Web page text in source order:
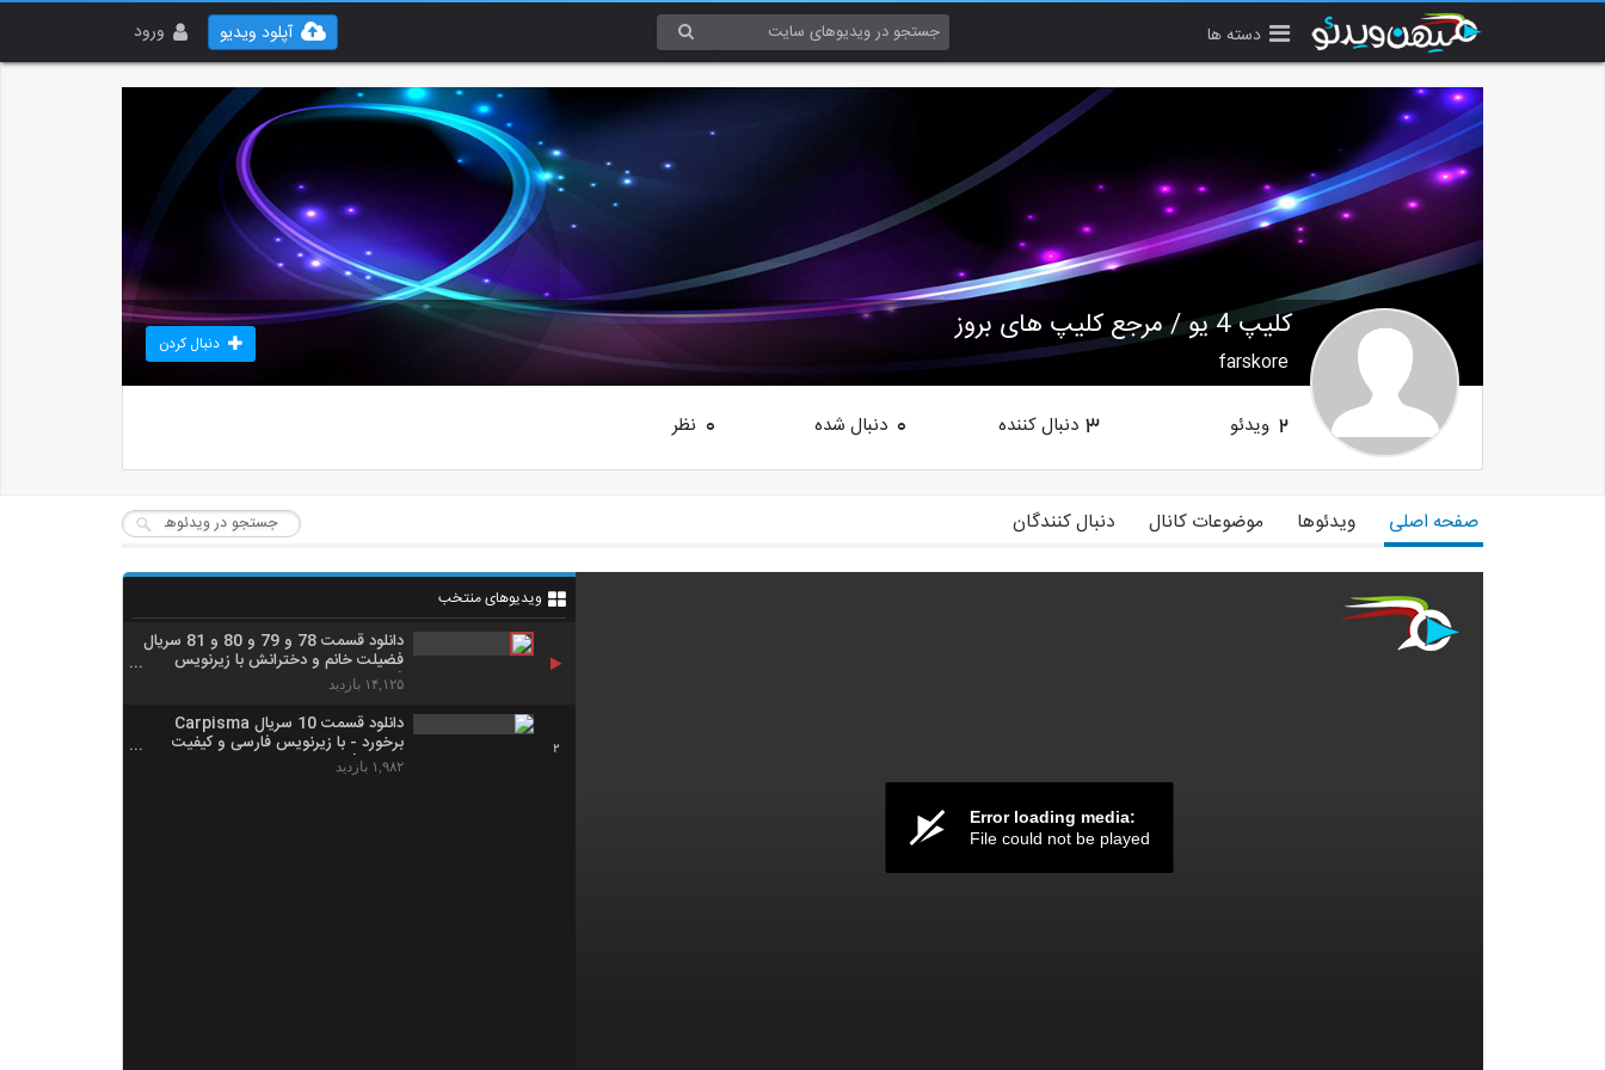
دسته ها ورود آپلود ویدیو
کلیپ 4 یو / مرجع کلیپ های بروز
farskore
دنبال کردن
2 ویدئو 3 دنبال کننده 0 دنبال شده 0 نظر
صفحه اصلی ویدئوها موضوعات کانال دنبال کنندگان
Error loading media:
File could not be played
ویدیوهای منتخب
دانلود قسمت 78 و 79 و 80 و 81 سریال
فضیلت خانم و دخترانش با زیرنویس
فارسی
۱۴,۱۲۵ بازدید
2
دانلود قسمت 10 سریال Carpisma
برخورد - با زیرنویس فارسی و کیفیت
UltraHD
۱,۹۸۲ بازدید